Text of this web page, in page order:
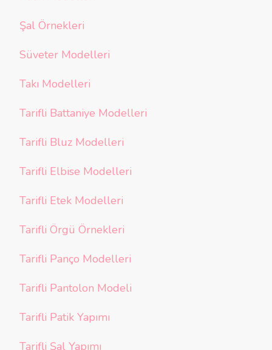
Şal Örnekleri
Süveter Modelleri
Takı Modelleri
Tarifli Battaniye Modelleri
Tarifli Bluz Modelleri
Tarifli Elbise Modelleri
Tarifli Etek Modelleri
Tarifli Örgü Örnekleri
Tarifli Panço Modelleri
Tarifli Pantolon Modeli
Tarifli Patik Yapımı
Tarifli Şal Yapımı